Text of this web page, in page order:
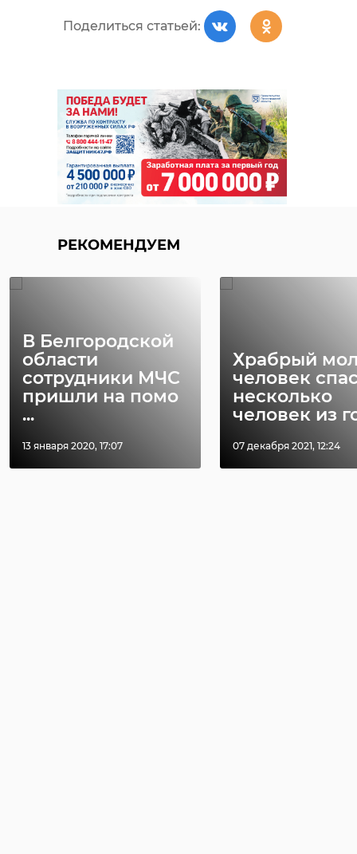
Поделиться статьей:
РЕКОМЕНДУЕМ
В Белгородской
области
сотрудники МЧС
пришли на помо
...
13 января 2020, 17:07
Храбрый
человек
несколько
человек из
07 декабря 2021, 12:24